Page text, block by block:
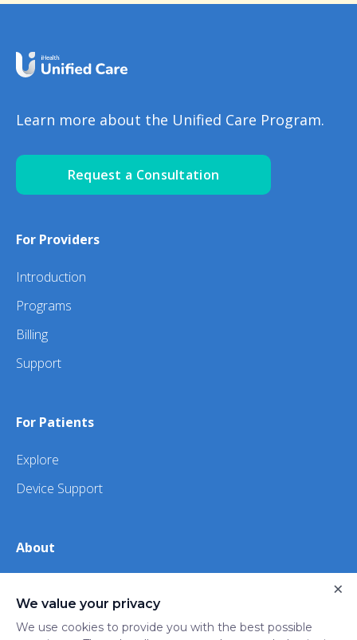
Learn more about the Unified Care Program.
Request a Consultation
For Providers
Introduction
Programs
Billing
Support
For Patients
Explore
Device Support
About
iHealth
We value your privacy
We use cookies to provide you with the best possible
×